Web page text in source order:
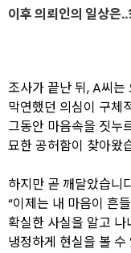
이후 의뢰인의 일상은
조사가 끝난 뒤, A씨
막연했던 의심이 구체
그동안 마음속을 짓누
묘한 공허함이 찾아왔
하지만 곧 깨달았습니
“이제는 내 마음이 흔
확실한 사실을 알고
냉정하게 현실을 볼 수